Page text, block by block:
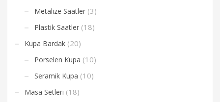
Metalize Saatler (3)
Plastik Saatler (18)
Kupa Bardak (20)
Porselen Kupa (10)
Seramik Kupa (10)
Masa Setleri (18)